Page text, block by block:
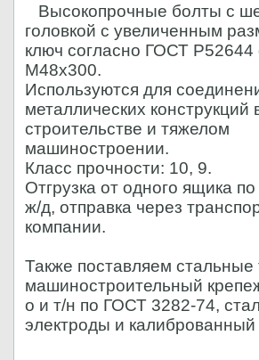
Высокопрочные болты с
головкой с увеличенным
ключ согласно ГОСТ
М48х300.
Используются для
металлических конструкций
строительстве и тяжелом
машиностроении.
Класс прочности: 10, 9.
Отгрузка от одного ящика
ж/д, отправка через
компании.
Также поставляем стальные
машиностроительный
о и т/н по ГОСТ 3282-74,
электроды и калиброванный